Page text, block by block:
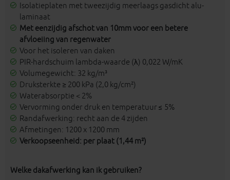
Isolatieplaten met tweezijdig meerlaags gasdicht alu-
laminaat
Met eenzijdig afschot van 10mm voor een betere
afvloeiing van regenwater
Voor het isoleren van daken
PIR-hardschuim lambda-waarde (λ) 0,022 W/mK
Volumegewicht: 32 kg/m³
Druksterkte ≥ 200 kPa (2,0 kg/cm²)
Waterabsorptie < 2%
Vervorming onder druk en temperatuur ≤ 5%
Randafwerking: recht aan de 4 zijden
Afmetingen: 1200 x 1200 mm
Verkoopseenheid: per plaat (1,44 m²)
Welke dakafwerking kan ik gebruiken?